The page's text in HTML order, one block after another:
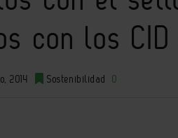
con los
2014 Sostenibilidad 0